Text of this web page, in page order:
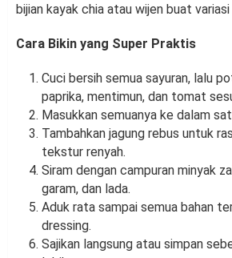
bijian kayak chia atau wijen buat
Cara Bikin yang Super Praktis
Cuci bersih semua sayuran, lalu
paprika, mentimun, dan tomat
Masukkan semuanya ke dalam
Tambahkan jagung rebus untuk
tekstur renyah.
Siram dengan campuran minyak
garam, dan lada.
Aduk rata sampai semua bahan
dressing.
Sajikan langsung atau simpan